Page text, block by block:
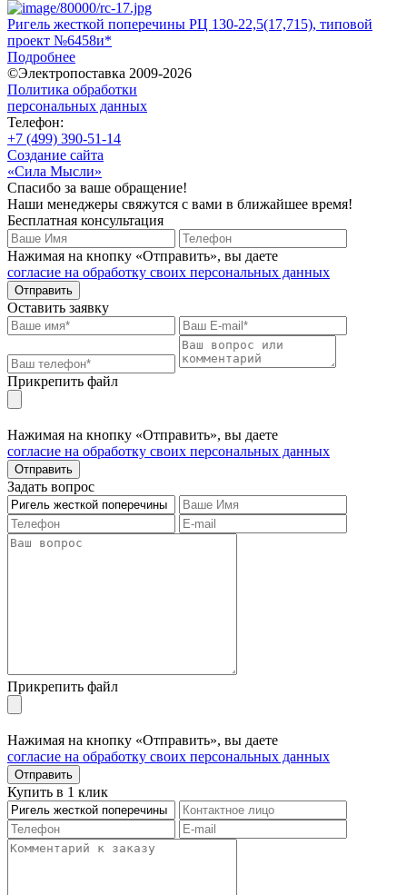
Ригель жесткой поперечины РЦ 130-22,5(17,715), типовой
проект №6458и*
Подробнее
©Электропоставка 2009-2026
Политика обработки
персональных данных
Телефон:
+7 (499) 390-51-14
Создание сайта
«Сила Мысли»
Спасибо за ваше обращение!
Наши менеджеры свяжутся с вами в ближайшее время!
Бесплатная консультация
Нажимая на кнопку «Отправить», вы даете
согласие на обработку своих персональных данных
Отправить
Оставить заявку
Прикрепить файл
Нажимая на кнопку «Отправить», вы даете
согласие на обработку своих персональных данных
Отправить
Задать вопрос
Прикрепить файл
Нажимая на кнопку «Отправить», вы даете
согласие на обработку своих персональных данных
Отправить
Купить в 1 клик